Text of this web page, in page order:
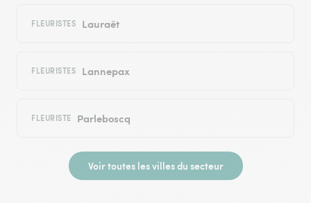
FLEURISTES Lauraët
FLEURISTES Lannepax
FLEURISTE Parleboscq
Voir toutes les villes du secteur